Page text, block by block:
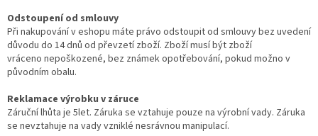
Odstoupení od smlouvy
Při nakupování v eshopu máte právo odstoupit od smlouvy bez uvedení
důvodu do 14 dnů od převzetí zboží. Zboží musí být zboží
vráceno nepoškozené, bez známek opotřebování, pokud možno v
původním obalu.
Reklamace výrobku v záruce
Záruční lhůta je 5let. Záruka se vztahuje pouze na výrobní vady. Záruka
se nevztahuje na vady vzniklé nesrávnou manipulací.